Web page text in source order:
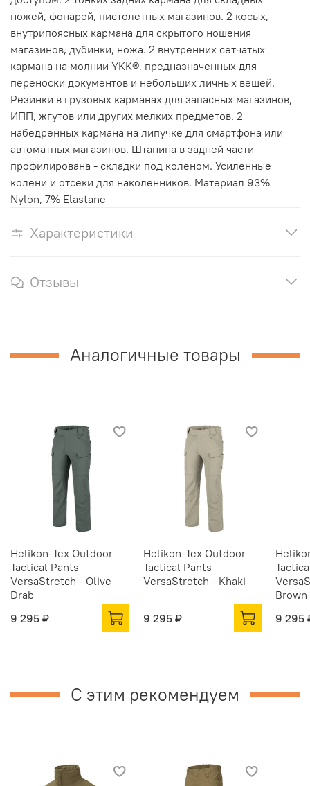
ножей, фонарей, пистолетных магазинов. 2 косых,
внутрипоясных кармана для скрытого ношения
магазинов, дубинки, ножа. 2 внутренних сетчатых
кармана на молнии YKK®, предназначенных для
переноски документов и небольших личных вещей.
Резинки в грузовых карманах для запасных магазинов,
ИПП, жгутов или других мелких предметов. 2
набедренных кармана на липучке для смартфона или
автоматных магазинов. Штанина в задней части
профилирована - складки под коленом. Усиленные
колени и отсеки для наколенников. Материал 93%
Nylon, 7% Elastane
Характеристики
Отзывы
Аналогичные товары
Helikon-Tex Outdoor
Tactical Pants
VersaStretch - Olive
Drab
9 295 ₽
Helikon-Tex Outdoor
Tactical Pants
VersaStretch - Khaki
9 295 ₽
Brown
9 295
С этим рекомендуем